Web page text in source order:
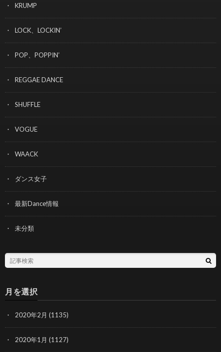
KRUMP
LOCK、LOCKIN’
POP、POPPIN’
REGGAE DANCE
SHUFFLE
VOGUE
WAACK
ダンス女子
最新Dance情報
未分類
月を選択
2020年2月 (1135)
2020年1月 (1127)